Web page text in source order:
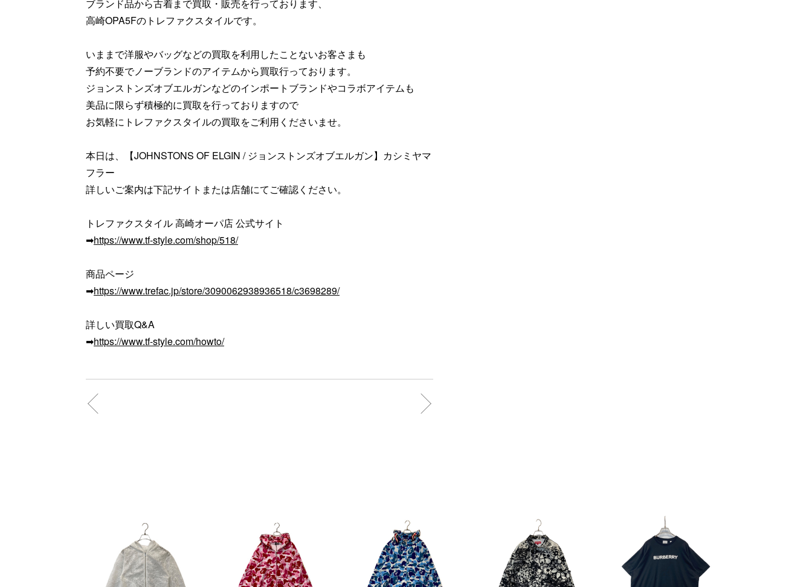
ブランド品から古着まで買取・販売を行っております、
高崎OPA5Fのトレファクスタイルです。
いままで洋服やバッグなどの買取を利用したことないお客さまも
予約不要でノーブランドのアイテムから買取行っております。
ジョンストンズオブエルガンなどのインポートブランドやコラボアイテムも
美品に限らず積極的に買取を行っておりますので
お気軽にトレファクスタイルの買取をご利用くださいませ。
本日は、【JOHNSTONS OF ELGIN / ジョンストンズオブエルガン】カシミヤマ
フラー
詳しいご案内は下記サイトまたは店舗にてご確認ください。
トレファクスタイル 高崎オーパ店 公式サイト
➡https://www.tf-style.com/shop/518/
商品ページ
➡https://www.trefac.jp/store/3090062938936518/c3698289/
詳しい買取Q&A
➡https://www.tf-style.com/howto/